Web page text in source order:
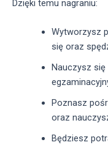
Dzięki temu nagraniu:
Wytworzysz
się oraz
Nauczysz
Poznasz
oraz
Będziesz